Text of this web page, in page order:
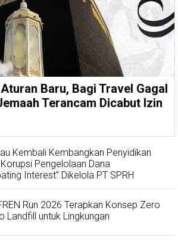
Baru, Bagi Travel Gagal
Terancam Dicabut Izin
Kembali Kembangkan Penyidikan
Pengelolaan Dana
Interest" Dikelola PT SPRH
Run 2026 Terapkan Konsep Zero
Landfill untuk Lingkungan